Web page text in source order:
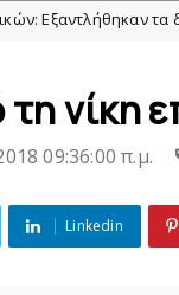
τα διαρκείας
νίκη
09:36:00 π.μ.
Linkedin